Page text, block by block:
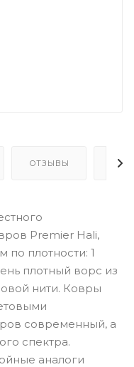
ОТЗЫВЫ
Premier Hali,
по плотности: 1
плотный ворс из
нити. Ковры
современный, а
спектра.
аналоги